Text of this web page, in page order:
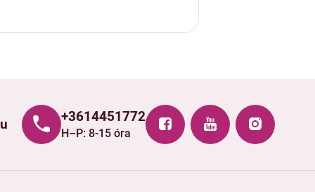
+3614451772
H–P: 8-15 óra